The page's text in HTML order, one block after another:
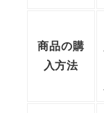
商品の購
入方法